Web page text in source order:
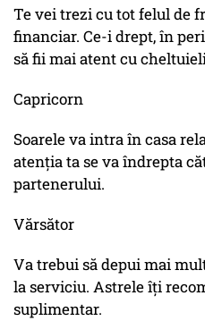
Te vei trezi cu tot felul de
financiar. Ce-i drept, în
să fii mai atent cu
Capricorn
Soarele va intra în casa
atenția ta se va îndrepta
partenerului.
Vărsător
Va trebui să depui mai
la serviciu. Astrele îți
suplimentar.